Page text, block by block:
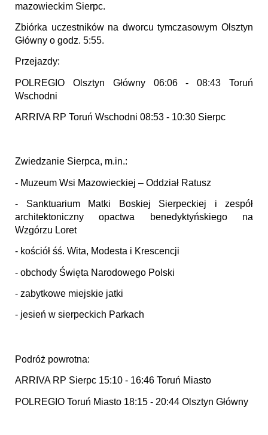
mazowieckim Sierpc.
Zbiórka uczestników na dworcu tymczasowym Olsztyn
Główny o godz. 5:55.
Przejazdy:
POLREGIO Olsztyn Główny 06:06 - 08:43 Toruń
Wschodni
ARRIVA RP Toruń Wschodni 08:53 - 10:30 Sierpc
Zwiedzanie Sierpca, m.in.:
- Muzeum Wsi Mazowieckiej – Oddział Ratusz
- Sanktuarium Matki Boskiej Sierpeckiej i zespół
architektoniczny opactwa benedyktyńskiego na
Wzgórzu Loret
- kościół śś. Wita, Modesta i Krescencji
- obchody Święta Narodowego Polski
- zabytkowe miejskie jatki
- jesień w sierpeckich Parkach
Podróż powrotna:
ARRIVA RP Sierpc 15:10 - 16:46 Toruń Miasto
POLREGIO Toruń Miasto 18:15 - 20:44 Olsztyn Główny